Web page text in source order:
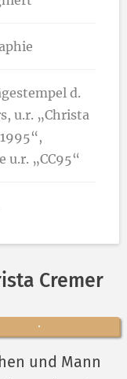
d.
u.r. „Christa
u.r. „CC95“
Cremer
und Mann